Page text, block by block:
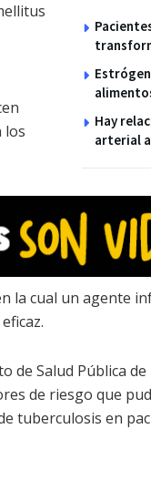
Hay
arterial
los
la cual un agente
de Salud Pública
de riesgo que
tuberculosis en